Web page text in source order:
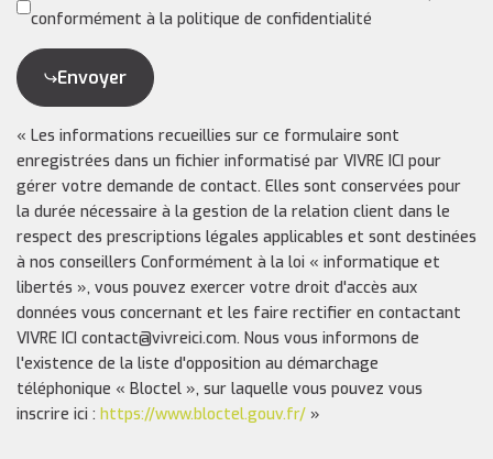
conformément à la politique de confidentialité
Envoyer
« Les informations recueillies sur ce formulaire sont
enregistrées dans un fichier informatisé par VIVRE ICI pour
gérer votre demande de contact. Elles sont conservées pour
la durée nécessaire à la gestion de la relation client dans le
respect des prescriptions légales applicables et sont destinées
à nos conseillers Conformément à la loi « informatique et
libertés », vous pouvez exercer votre droit d'accès aux
données vous concernant et les faire rectifier en contactant
VIVRE ICI contact@vivreici.com. Nous vous informons de
l'existence de la liste d'opposition au démarchage
téléphonique « Bloctel », sur laquelle vous pouvez vous
inscrire ici : https://www.bloctel.gouv.fr/ »